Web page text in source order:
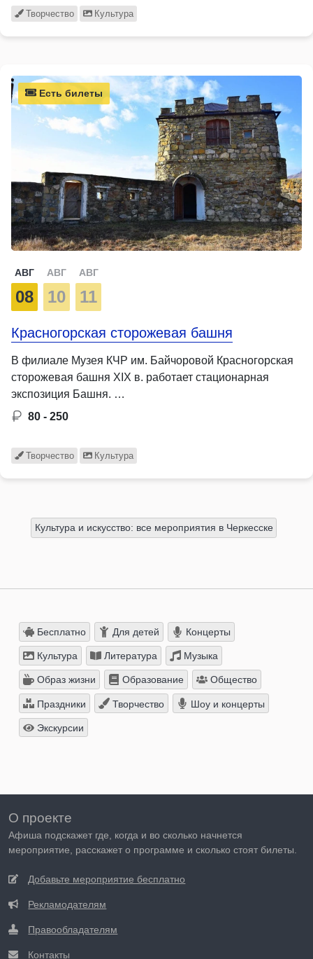
Творчество Культура
Есть билеты
АВГ
08
АВГ
10
АВГ
11
Красногорская сторожевая башня
В филиале Музея КЧР им. Байчоровой Красногорская
сторожевая башня XIX в. работает стационарная
экспозиция Башня. …
80 - 250
Творчество Культура
Культура и искусство: все мероприятия в Черкесске
Бесплатно Для детей Концерты
Культура Литература Музыка
Образ жизни Образование Общество
Праздники Творчество Шоу и концерты
Экскурсии
О проекте
Афиша подскажет где, когда и во сколько начнется
мероприятие, расскажет о программе и сколько стоят билеты.
Добавьте мероприятие бесплатно
Рекламодателям
Правообладателям
Контакты